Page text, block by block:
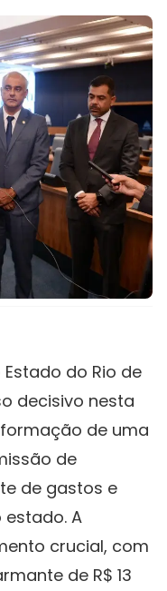
do Rio de
decisivo nesta
de uma
de
de gastos e
A
crucial, com
de R$ 13